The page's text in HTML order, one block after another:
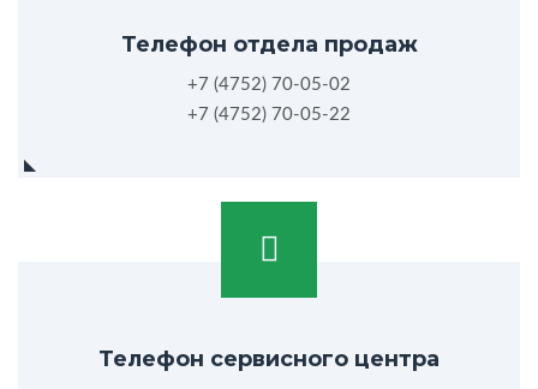
Телефон отдела продаж
+7 (4752) 70-05-02
+7 (4752) 70-05-22
Телефон сервисного центра